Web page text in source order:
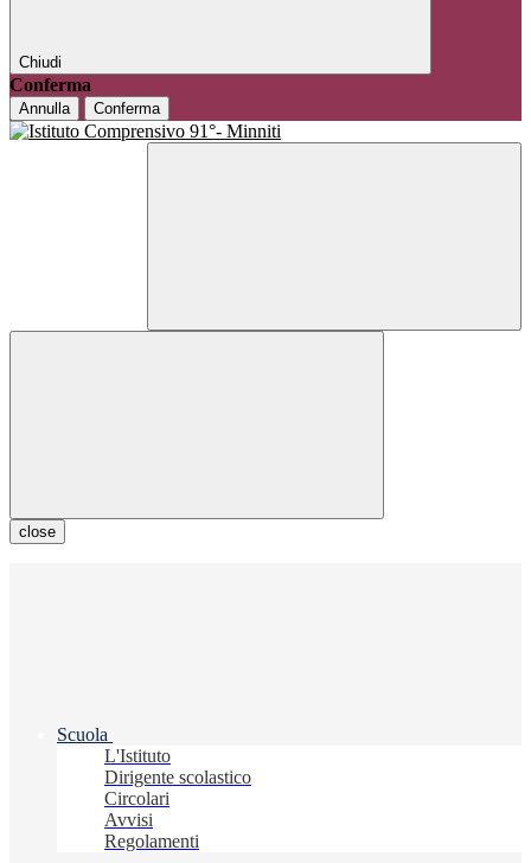
Chiudi
Conferma
Annulla Conferma
close
Scuola
L'Istituto
Dirigente scolastico
Circolari
Avvisi
Regolamenti